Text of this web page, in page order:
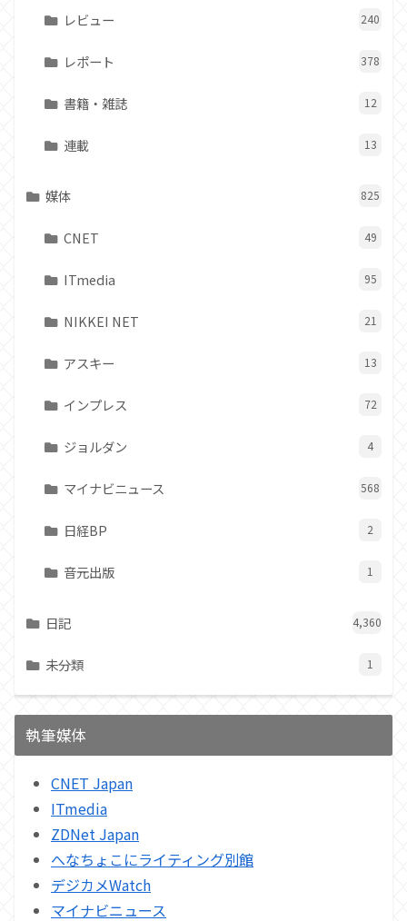
レビュー 240
レポート 378
書籍・雑誌 12
連載 13
媒体 825
CNET 49
ITmedia 95
NIKKEI NET 21
アスキー 13
インプレス 72
ジョルダン 4
マイナビニュース 568
日経BP 2
音元出版 1
日記 4,360
未分類 1
執筆媒体
CNET Japan
ITmedia
ZDNet Japan
へなちょこにライティング別館
デジカメWatch
マイナビニュース